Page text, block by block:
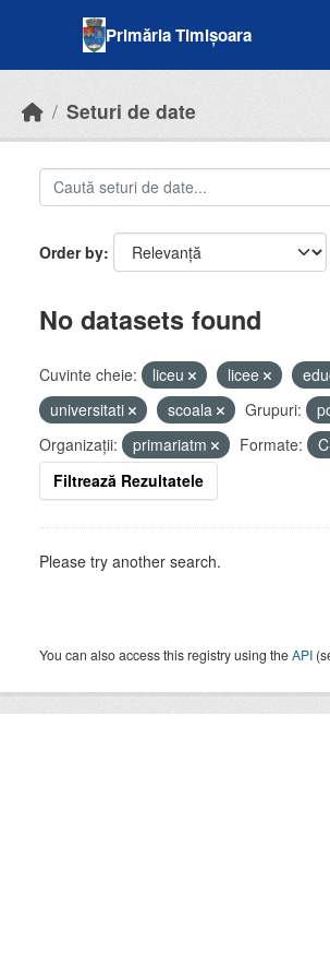
Primăria Timișoara
Seturi de date
Order by
No datasets found
Cuvinte cheie: liceu licee
universitati
scoala Grupuri:
Organizații:
primariatm Formate:
Filtrează Rezultatele
Please try another search.
You can also access this registry using theAPI